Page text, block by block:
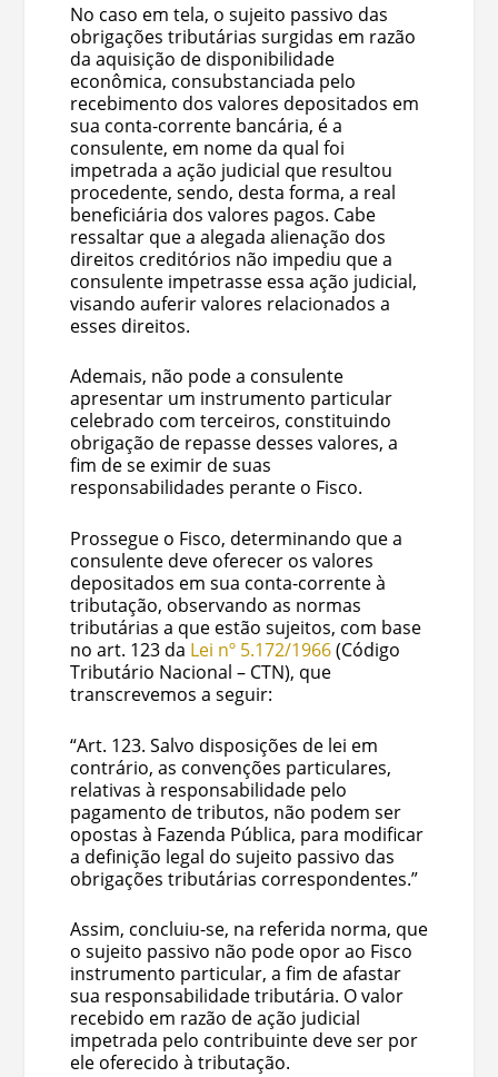
No caso em tela, o sujeito passivo das
obrigações tributárias surgidas em razão
da aquisição de disponibilidade
econômica, consubstanciada pelo
recebimento dos valores depositados em
sua conta-corrente bancária, é a
consulente, em nome da qual foi
impetrada a ação judicial que resultou
procedente, sendo, desta forma, a real
beneficiária dos valores pagos. Cabe
ressaltar que a alegada alienação dos
direitos creditórios não impediu que a
consulente impetrasse essa ação judicial,
visando auferir valores relacionados a
esses direitos.
Ademais, não pode a consulente
apresentar um instrumento particular
celebrado com terceiros, constituindo
obrigação de repasse desses valores, a
fim de se eximir de suas
responsabilidades perante o Fisco.
Prossegue o Fisco, determinando que a
consulente deve oferecer os valores
depositados em sua conta-corrente à
tributação, observando as normas
tributárias a que estão sujeitos, com base
no art. 123 da Lei nº 5.172/1966(Código
Tributário Nacional – CTN), que
transcrevemos a seguir:
“Art. 123. Salvo disposições de lei em
contrário, as convenções particulares,
relativas à responsabilidade pelo
pagamento de tributos, não podem ser
opostas à Fazenda Pública, para modificar
a definição legal do sujeito passivo das
obrigações tributárias correspondentes.”
Assim, concluiu-se, na referida norma, que
o sujeito passivo não pode opor ao Fisco
instrumento particular, a fim de afastar
sua responsabilidade tributária. O valor
recebido em razão de ação judicial
impetrada pelo contribuinte deve ser por
ele oferecido à tributação.